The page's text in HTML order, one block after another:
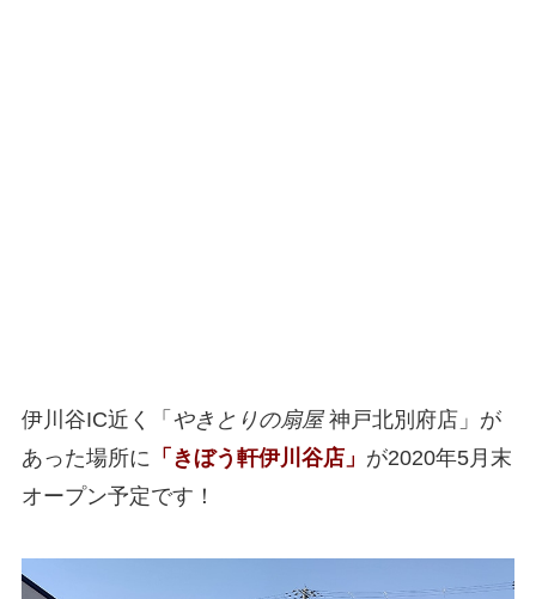
伊川谷IC近く「 やきとりの扇屋神戸北別府店」が
あった場所に 「きぼう軒伊川谷店」 が2020年5月末
オープン予定です！